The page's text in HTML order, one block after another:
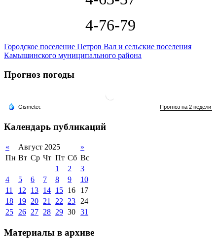
4-76-79
Городское поселение Петров Вал и сельские поселения
Камышинского муниципального района
Прогноз погоды
Календарь публикаций
« Август 2025
»
Пн Вт Ср Чт Пт Сб Вс
1
2
3
4
5 6 7 8 9
10
11
12 13 14 15 16
17
18
19 20 21 22 23
24
25
26 27 28 29 30 31
Материалы в архиве